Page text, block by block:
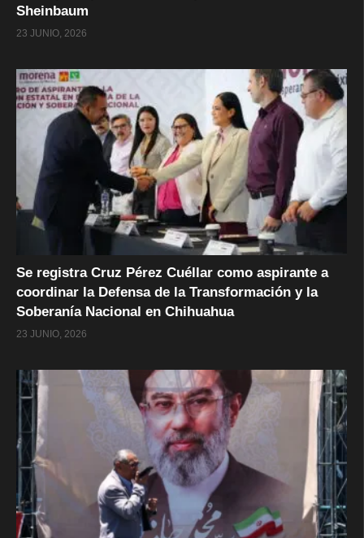
Sheinbaum
23 JUNIO, 2026
Se registra Cruz Pérez Cuéllar como aspirante a
coordinar la Defensa de la Transformación y la
Soberanía Nacional en Chihuahua
23 JUNIO, 2026